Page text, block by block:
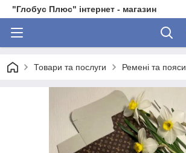
"Глобус Плюс" інтернет - магазин
Товари та послуги Ремені та пояси